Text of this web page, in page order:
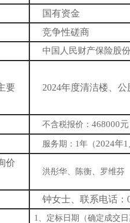
国有资金
竞争性磋商
中国人民财产保险股
要
2024年度清洁楼、
不含税报价：468000
服务期： 1年（ 2024年
价
洪彤华、陈衡、罗维芬
钟女士、联系电话：
1、定标日期（确定成交